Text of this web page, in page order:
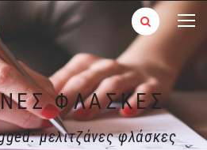
ΦΛΆΣΚΕΣ
μελιτζάνες φλάσκες